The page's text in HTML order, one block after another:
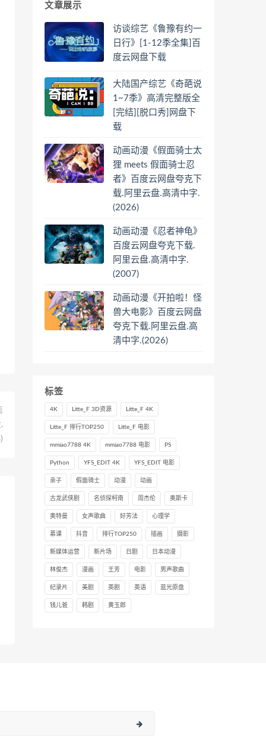
文章展示
访谈综艺《鲁豫有约一
日行》[1-12季全集]百
度云网盘下载
大陆国产综艺《奇葩说
1~7季》高清完整版全
[完结][脱口秀]网盘下
载
动画动漫《假面骑士太
狸 meets 假面骑士忍
者》百度云网盘夸克下
载.阿里云盘.高清中字.
(2026)
动画动漫《忍者神龟》
百度云网盘夸克下载.
阿里云盘.高清中字.
(2007)
动画动漫《开拍啦！怪
兽大电影》百度云网盘
夸克下载.阿里云盘.高
清中字.(2026)
标签
4K Litte_F 3D资源 Litte_F 4K
Litte_F 排行TOP250 Litte_F 电影
mmiao7788 4K mmiao7788 电影 PS
Python YFS_EDIT 4K YFS_EDIT 电影
亲子 假面骑士 动漫 动画
古龙武侠剧 名侦探柯南 周杰伦 奥斯卡
奥特曼 女声歌曲 好芳法 心理学
慕课 抖音 排行TOP250 插画 摄影
新媒体运营 新片场 日剧 日本动漫
林俊杰 漫画 王芳 电影 男声歌曲
纪录片 美剧 英剧 英语 蓝光原盘
钱儿爸 韩剧 黄玉郎